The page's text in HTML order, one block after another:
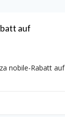
auf
nobile-Rabatt auf